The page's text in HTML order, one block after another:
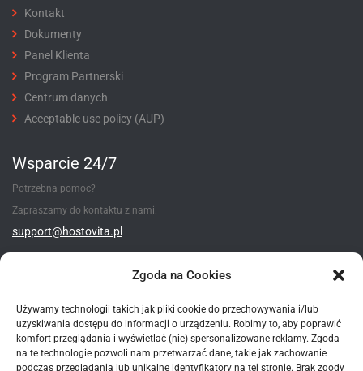
Zgoda na Cookies
Używamy technologii takich jak pliki cookie do przechowywania i/lub
uzyskiwania dostępu do informacji o urządzeniu. Robimy to, aby poprawić
komfort przeglądania i wyświetlać (nie) spersonalizowane reklamy. Zgoda
na te technologie pozwoli nam przetwarzać dane, takie jak zachowanie
podczas przeglądania lub unikalne identyfikatory na tej stronie. Brak zgody
Kontakt
Dokumenty
Panel Klienta
Program Partnerski
Centrum danych
Acceptable use policy (AUP)
Wsparcie 24/7
Potrzebna pomoc?
Zapraszamy do kontaktu z nami:
support@hostovita.pl
Metody płatności